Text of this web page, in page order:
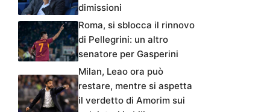
dimissioni
Roma, si sblocca il rinnovo
di Pellegrini: un altro
senatore per Gasperini
Milan, Leao ora può
restare, mentre si aspetta
il verdetto di Amorim sui